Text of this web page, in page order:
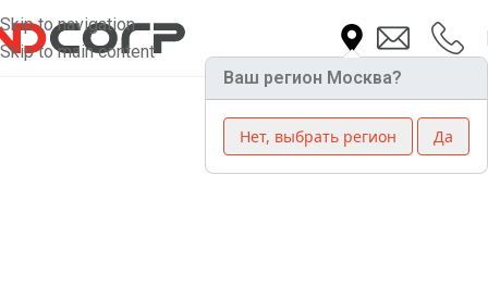
Skip to navigation
Skip to main content
Трехфазный
Ваш регион Москва?
Нет, выбрать регион Да